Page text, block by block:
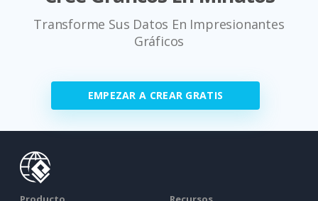
Transforme Sus Datos En Impresionantes
Gráficos
EMPEZAR A CREAR GRATIS